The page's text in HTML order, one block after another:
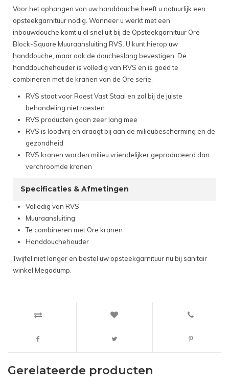
Voor het ophangen van uw handdouche heeft u natuurlijk een
opsteekgarnituur nodig. Wanneer u werkt met een
inbouwdouche komt u al snel uit bij de Opsteekgarnituur Ore
Block-Square Muuraansluiting RVS. U kunt hierop uw
handdouche, maar ook de doucheslang bevestigen. De
handdouchehouder is volledig van RVS en is goed te
combineren met de kranen van de Ore serie.
RVS staat voor Roest Vast Staal en zal bij de juiste
behandeling niet roesten
RVS producten gaan zeer lang mee
RVS is loodvrij en draagt bij aan de milieubescherming en de
gezondheid
RVS kranen worden milieu vriendelijker geproduceerd dan
verchroomde kranen
Specificaties & Afmetingen
Volledig van RVS
Muuraansluiting
Te combineren met Ore kranen
Handdouchehouder
Twijfel niet langer en bestel uw opsteekgarnituur nu bij sanitair
winkel Megadump.
Gerelateerde producten